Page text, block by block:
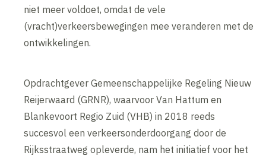
niet meer voldoet, omdat de vele
(vracht)verkeersbewegingen mee veranderen met de
ontwikkelingen.
Opdrachtgever Gemeenschappelijke Regeling Nieuw
Reijerwaard (GRNR), waarvoor Van Hattum en
Blankevoort Regio Zuid (VHB) in 2018 reeds
succesvol een verkeersonderdoorgang door de
Rijksstraatweg opleverde, nam het initiatief voor het